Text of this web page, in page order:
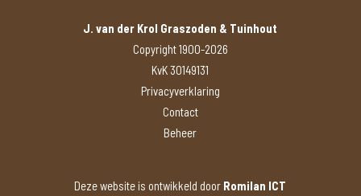
J. van der Krol Graszoden & Tuinhout
Copyright 1900-2026
KvK 30149131
Privacyverklaring
Contact
Beheer
Deze website is ontwikkeld door Romilan ICT